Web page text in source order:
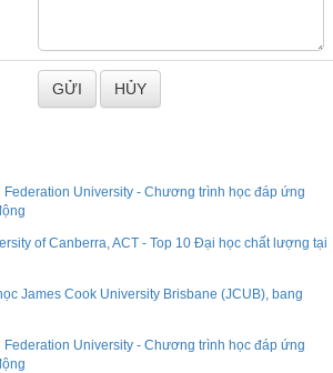
University - Chương trình học đáp ứng
of Canberra, ACT - Top 10 Đại học chất lượng tại
James Cook University Brisbane (JCUB), bang
University - Chương trình học đáp ứng